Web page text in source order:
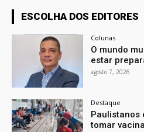
ESCOLHA DOS EDITORES
Colunas
O mundo
estar
agosto 7, 2026
Destaque
Paulistanos
tomar